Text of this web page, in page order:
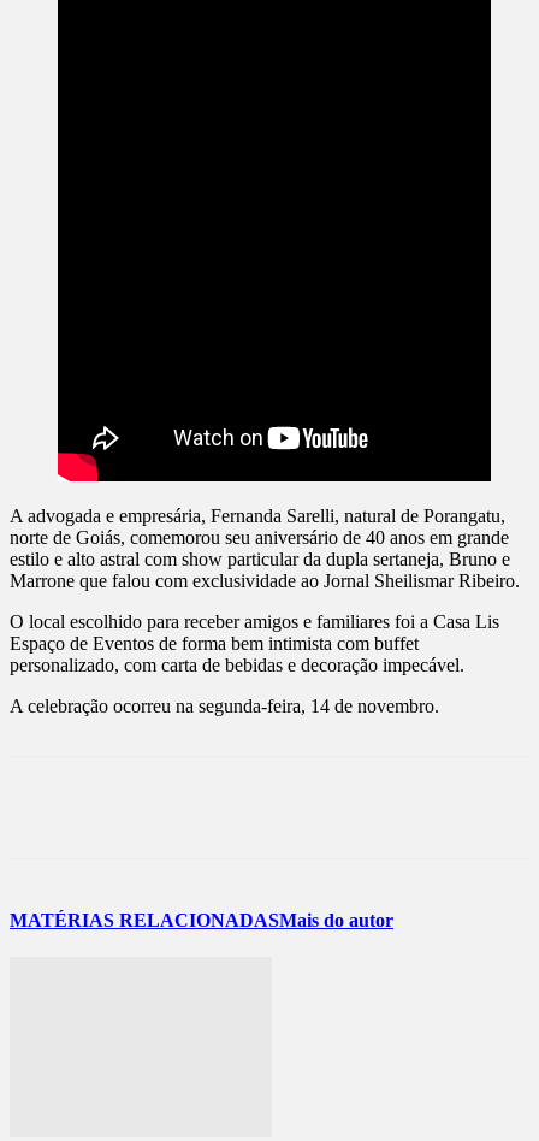
A advogada e empresária, Fernanda Sarelli, natural de Porangatu,
norte de Goiás, comemorou seu aniversário de 40 anos em grande
estilo e alto astral com show particular da dupla sertaneja, Bruno e
Marrone que falou com exclusividade ao Jornal Sheilismar Ribeiro.
O local escolhido para receber amigos e familiares foi a Casa Lis
Espaço de Eventos de forma bem intimista com buffet
personalizado, com carta de bebidas e decoração impecável.
A celebração ocorreu na segunda-feira, 14 de novembro.
MATÉRIAS RELACIONADASMais do autor